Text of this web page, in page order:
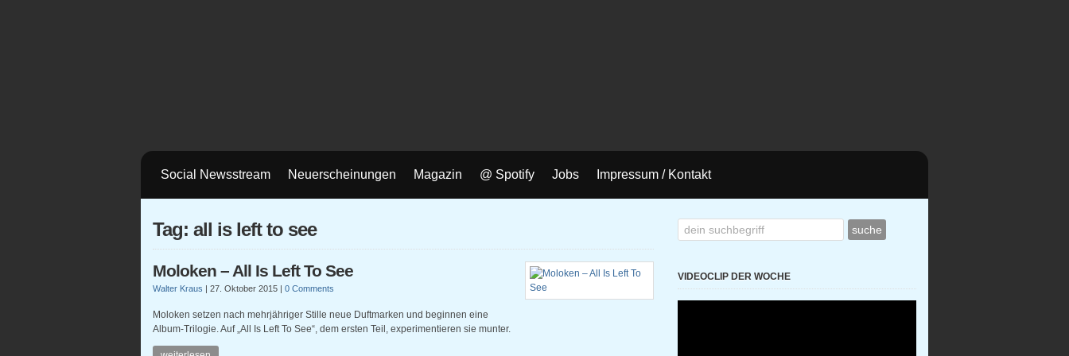
Social Newsstream Neuerscheinungen Magazin @ Spotify Jobs Impressum / Kontakt
Tag: all is left to see
Moloken – All Is Left To See
Walter Kraus | 27. Oktober 2015 | 0 Comments
Moloken setzen nach mehrjähriger Stille neue Duftmarken und beginnen eine
Album-Trilogie. Auf „All Is Left To See“, dem ersten Teil, experimentieren sie munter.
VIDEOCLIP DER WOCHE